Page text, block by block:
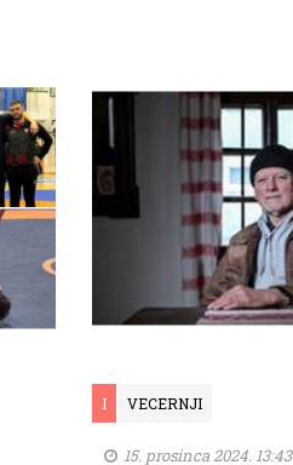
I VECERNJI
15. prosinca 2024. 13:43